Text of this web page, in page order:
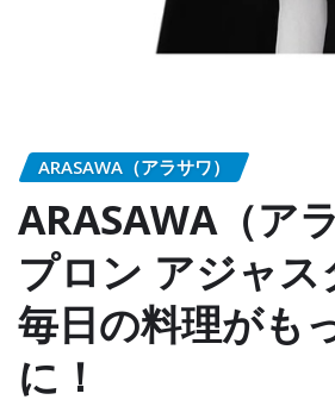
ARASAWA（アラサワ）
ARASAWA（ア
プロン アジャス
毎日の料理がも
に！